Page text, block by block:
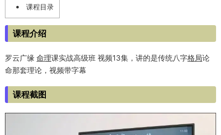
课程目录
课程介绍
罗云广缘 命理课实战高级班 视频13集，讲的是传统八字格局论
命那套理论，视频带字幕
课程截图